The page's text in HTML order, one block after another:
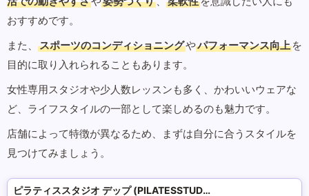
おすすめです。
また、
スポーツのコンディショニングやパフォーマンス向上 を
目的に取り入れられることもあります。
女性専用スタジオや少人数レッスンも多く、かわいいウェアな
ど、ライフスタイルの一部として楽しめるのも魅力です。
店舗によって特徴が異なるため、まずは自分に合うスタイルを
見つけてみましょう。
ピラティススタジオ デップ (PILATESSTUDIO DEP)